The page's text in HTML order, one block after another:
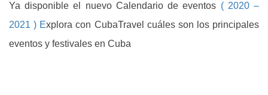
Ya disponible el nuevo Calendario de eventos ( 2020 –
2021 ) Explora con CubaTravel cuáles son los principales
eventos y festivales en Cuba